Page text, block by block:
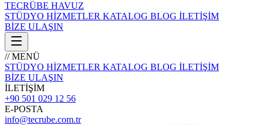
TECRÜBE HAVUZ
STÜDYO HİZMETLER KATALOG BLOG İLETİŞİM
BİZE ULAŞIN
// MENÜ
STÜDYO HİZMETLER KATALOG BLOG İLETİŞİM
BİZE ULAŞIN
İLETİŞİM
+90 501 029 12 56
E-POSTA
info@tecrube.com.tr